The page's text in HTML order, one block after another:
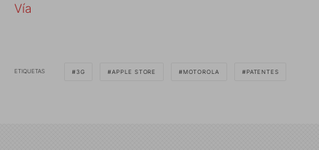
Vía
ETIQUETAS 3G APPLE STORE MOTOROLA PATENTES